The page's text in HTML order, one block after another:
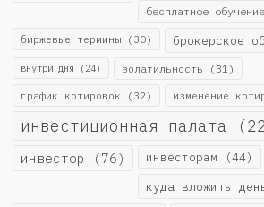
бесплатное обучение
биржевые термины (30) брокерское
внутри дня (24) волатильность (31)
график котировок (32) изменение
инвестиционная палата
инвестор (76) инвесторам (44)
куда вложить